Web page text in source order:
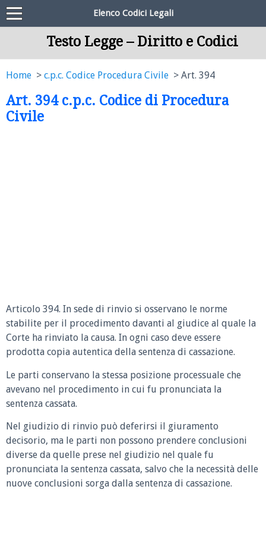
Elenco Codici Legali
Testo Legge – Diritto e Codici
Home c.p.c. Codice Procedura Civile Art. 394
Art. 394 c.p.c. Codice di Procedura
Civile
Articolo 394. In sede di rinvio si osservano le norme
stabilite per il procedimento davanti al giudice al quale la
Corte ha rinviato la causa. In ogni caso deve essere
prodotta copia autentica della sentenza di cassazione.
Le parti conservano la stessa posizione processuale che
avevano nel procedimento in cui fu pronunciata la
sentenza cassata.
Nel giudizio di rinvio può deferirsi il giuramento
decisorio, ma le parti non possono prendere conclusioni
diverse da quelle prese nel giudizio nel quale fu
pronunciata la sentenza cassata, salvo che la necessità delle
nuove conclusioni sorga dalla sentenza di cassazione.